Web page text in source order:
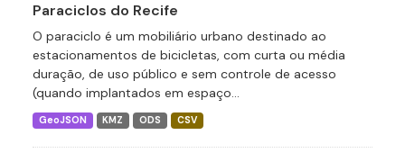
Paraciclos do Recife
O paraciclo é um mobiliário urbano destinado ao
estacionamentos de bicicletas, com curta ou média
duração, de uso público e sem controle de acesso
(quando implantados em espaço...
GeoJSON KMZ ODS CSV